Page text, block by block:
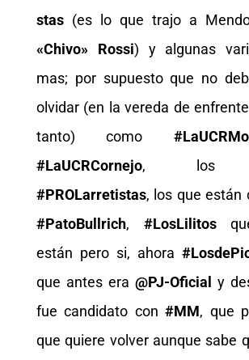
stas(es lo que trajo a
«Chivo» Rossi) y algunas
mas; por supuesto que no
olvidar (en la vereda de
tanto) como
#LaUCRCornejo, los
#PROLarretistas, los que están
#PatoBullrich, #LosLilitos
están pero si, ahora
que antes era@PJ-Oficial y
fue candidato con#MM, que
que quiere volver aunque sabe